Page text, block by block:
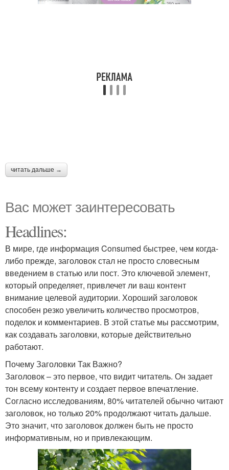
читать дальше →
Вас может заинтересовать
Headlines:
В мире, где информация Consumed быстрее, чем когда-
либо прежде, заголовок стал не просто словесным
введением в статью или пост. Это ключевой элемент,
который определяет, привлечет ли ваш контент
внимание целевой аудитории. Хороший заголовок
способен резко увеличить количество просмотров,
поделок и комментариев. В этой статье мы рассмотрим,
как создавать заголовки, которые действительно
работают.
Почему Заголовки Так Важно?
Заголовок – это первое, что видит читатель. Он задает
тон всему контенту и создает первое впечатление.
Согласно исследованиям, 80% читателей обычно читают
заголовок, но только 20% продолжают читать дальше.
Это значит, что заголовок должен быть не просто
информативным, но и привлекающим.